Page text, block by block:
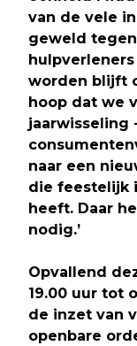
van de vele
geweld tegen
worden blijft
hoop dat we
jaarwisseling
naar een
die feestelijk
heeft. Daar
nodig.’
Opvallend
19.00 uur tot
de inzet van
openbare